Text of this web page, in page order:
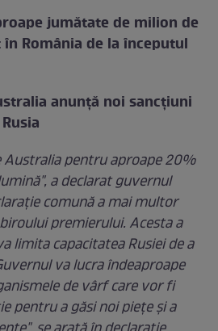
jumătate de milion de
România de la începutul
anunță noi sancțiuni
Australia pentru aproape 20%
a declarat guvernul
comună a mai multor
premierului. Acesta a
limita capacitatea Rusiei de a
va lucra îndeaproape
de vârf care vor fi
pentru a găsi noi pieţe şi a